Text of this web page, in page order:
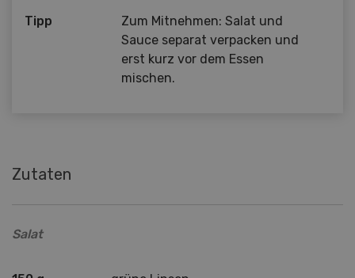
Tipp
Zum Mitnehmen: Salat und
Sauce separat verpacken und
erst kurz vor dem Essen
mischen.
Zutaten
Salat